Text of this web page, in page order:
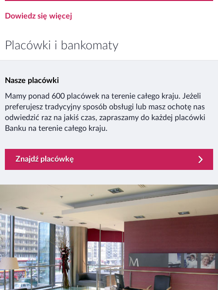
Zastrzeganie kart
Dowiedz się więcej
Placówki i bankomaty
Nasze placówki
Mamy ponad 600 placówek na terenie całego kraju. Jeżeli
preferujesz tradycyjny sposób obsługi lub masz ochotę nas
odwiedzić raz na jakiś czas, zapraszamy do każdej placówki
Banku na terenie całego kraju.
Znajdź placówkę